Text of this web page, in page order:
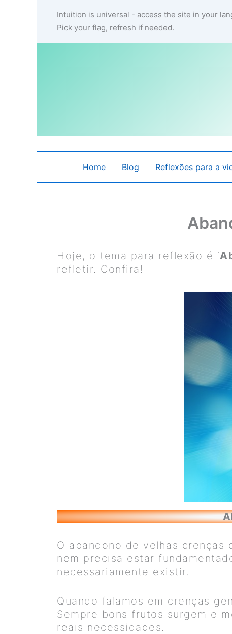
Intuition is universal - access the site in your
Pick your flag, refresh if needed.
Home Blog Reflexões para a
Hoje, o tema para reflexão é ‘
refletir. Confira!
O abandono de velhas crenças
nem precisa estar
necessariamente existir.
Quando falamos em crenças
Sempre bons frutos surgem e
reais necessidades.